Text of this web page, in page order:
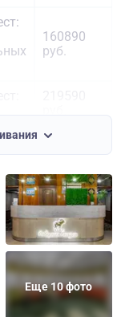
160890
руб.
296490
Еще 10 фото